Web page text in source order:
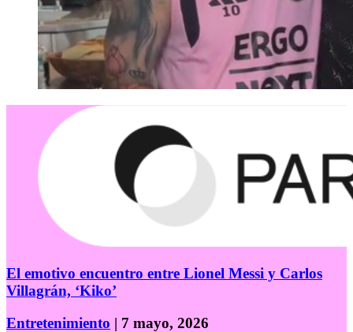
El emotivo encuentro entre Lionel Messi y Carlos
Villagrán, ‘Kiko’
Entretenimiento | 7 mayo, 2026